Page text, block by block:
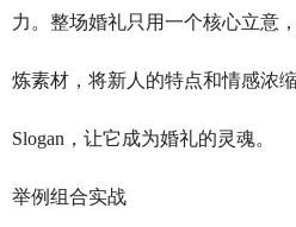
力。整场婚礼只用一个核心立意
炼素材，将新人的特点和情感浓
Slogan，让它成为婚礼的灵魂。
举例组合实战